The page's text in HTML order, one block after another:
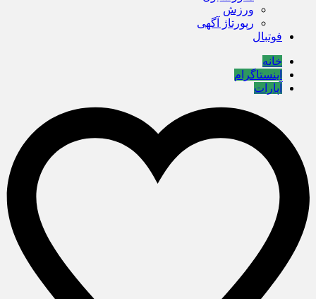
ورزش
رپورتاژ آگهی
فوتبال
خانه
اینستاگرام
آپارات